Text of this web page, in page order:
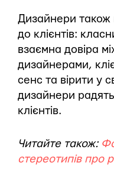
Дизайнери також
до клієнтів:
взаємна довіра
дизайнерами,
сенс та вірити у
дизайнери
клієнтів.
Читайте також:
стереотипів про